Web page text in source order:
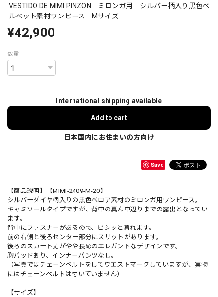
VESTIDO DE MIMI PINZON ミロンガ用 シルバー柄入り黒色ベ
ルベット素材ワンピース Mサイズ
¥42,900
数量
International shipping available
Add to cart
日本国内にお住まいの方向け
Save
【商品説明】【MIMI-2409-M-20】
シルバーダイヤ柄入りの黒色ベロア素材のミロンガ用ワンピース。
キャミソールタイプですが、背中の真ん中辺りまでの露出となってい
ます。
背中にファスナーがあるので、ピシッと着れます。
前の右側と後ろセンター部分にスリットがあります。
後ろのスカート丈がやや長めのエレガントなデザインです。
胸パッドあり、インナーパンツなし。
（写真ではチェーンベルトをしてウエストマークしていますが、実物
にはチェーンベルトは付いていません）
【サイズ】